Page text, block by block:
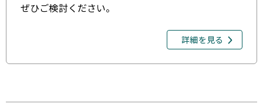
ぜひご検討ください。
詳細を見る